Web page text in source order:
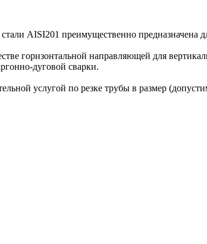
AISI201 преимущественно предназначена
горизонтальной направляющей для
дуговой сварки.
услугой по резке трубы в размер